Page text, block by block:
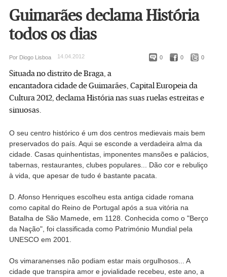
Guimarães declama História
todos os dias
0 0 0
Por Diogo Lisboa 14.04.2012
Situada no distrito de Braga, a
encantadora cidade de Guimarães, Capital Europeia da
Cultura 2012, declama História nas suas ruelas estreitas e
sinuosas.
O seu centro histórico é um dos centros medievais mais bem
preservados do país. Aqui se esconde a verdadeira alma da
cidade. Casas quinhentistas, imponentes mansões e palácios,
tabernas, restaurantes, clubes populares... Dão cor e rebuliço
à vida, que apesar de tudo é bastante pacata.
D. Afonso Henriques escolheu esta antiga cidade romana
como capital do Reino de Portugal após a sua vitória na
Batalha de São Mamede, em 1128. Conhecida como o "Berço
da Nação", foi classificada como Património Mundial pela
UNESCO em 2001.
Os vimaranenses não podiam estar mais orgulhosos... A
cidade que transpira amor e jovialidade recebeu, este ano, a